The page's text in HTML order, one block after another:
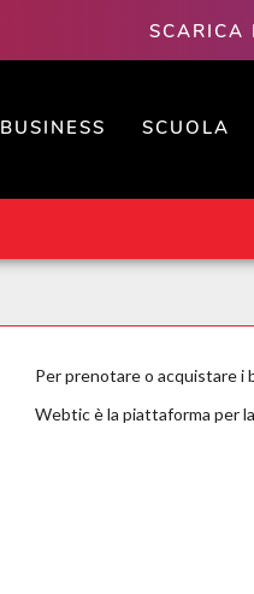
SCARICA
BUSINESS SCUOLA